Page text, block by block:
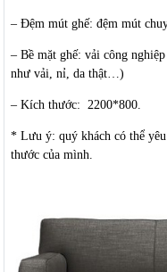
– Đệm mút ghế: đệm mút
– Bề mặt ghế: vải công
như vải, nỉ, da thật…)
– Kích thước: 2200*800.
* Lưu ý: quý khách có thể
thước của mình.